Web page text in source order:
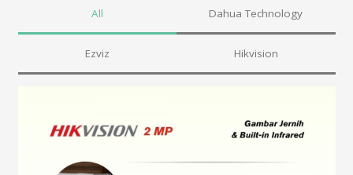
All Dahua Technology
Ezviz Hikvision